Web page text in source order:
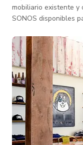
mobiliario existente y
SONOS disponibles
alquiler.